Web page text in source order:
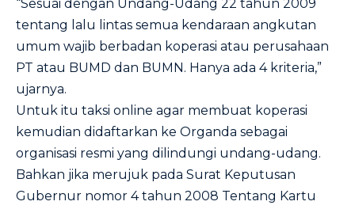
“Sesuai dengan Undang-Udang 22 tahun 2009
tentang lalu lintas semua kendaraan angkutan
umum wajib berbadan koperasi atau perusahaan
PT atau BUMD dan BUMN. Hanya ada 4 kriteria,”
ujarnya.
Untuk itu taksi online agar membuat koperasi
kemudian didaftarkan ke Organda sebagai
organisasi resmi yang dilindungi undang-udang.
Bahkan jika merujuk pada Surat Keputusan
Gubernur nomor 4 tahun 2008 Tentang Kartu